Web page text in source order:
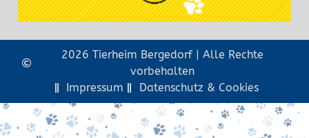
2026 Tierheim Bergedorf | Alle Rechte
vorbehalten
Impressum
Datenschutz & Cookies